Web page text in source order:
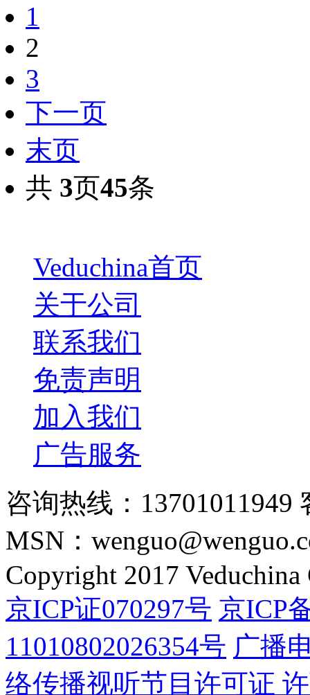
1
2
3
下一页
末页
共 3页45条
Veduchina首页
关于公司
联系我们
免责声明
加入我们
广告服务
咨询热线：13701011949
MSN：
Copyright 2017
京ICP证070297号 京ICP
11010802026354号 广播
络传播视听节目许可证